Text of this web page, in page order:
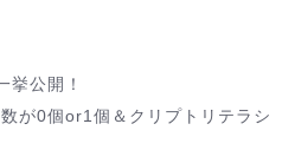
公開！
が0個or1個＆クリプトリテラシ